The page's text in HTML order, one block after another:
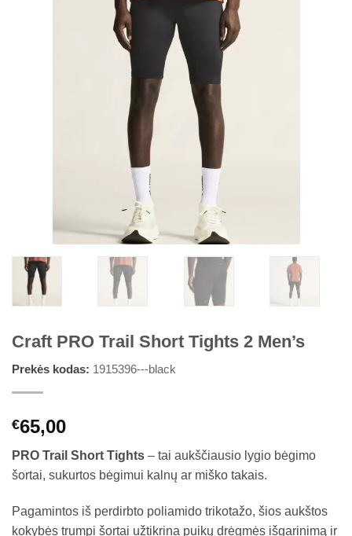
Craft PRO Trail Short Tights 2 Men’s
Prekės kodas: 1915396---black
€65,00
PRO Trail Short Tights – tai aukščiausio lygio bėgimo
šortai, sukurtos bėgimui kalnų ar miško takais.
Pagamintos iš perdirbto poliamido trikotažo, šios aukštos
kokybės trumpi šortai užtikrina puikų drėgmės išgarinimą ir